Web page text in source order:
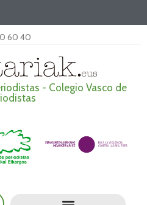
60 40
- Colegio Vasco de